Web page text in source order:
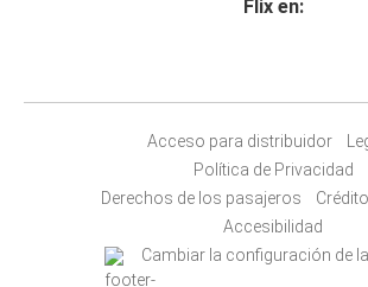
Flix en:
Acceso para distribuidor
Política de Privacidad
Derechos de los pasajeros
Accesibilidad
Cambiar la configuración de